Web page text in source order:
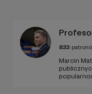
833
Marcin